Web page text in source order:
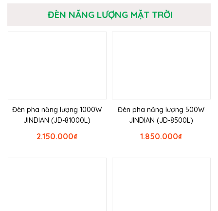
ĐÈN NĂNG LƯỢNG MẶT TRỜI
Đèn pha năng lượng 1000W
JINDIAN (JD-81000L)
₫
2.150.000
Đèn pha năng lượng 500W
JINDIAN (JD-8500L)
₫
1.850.000